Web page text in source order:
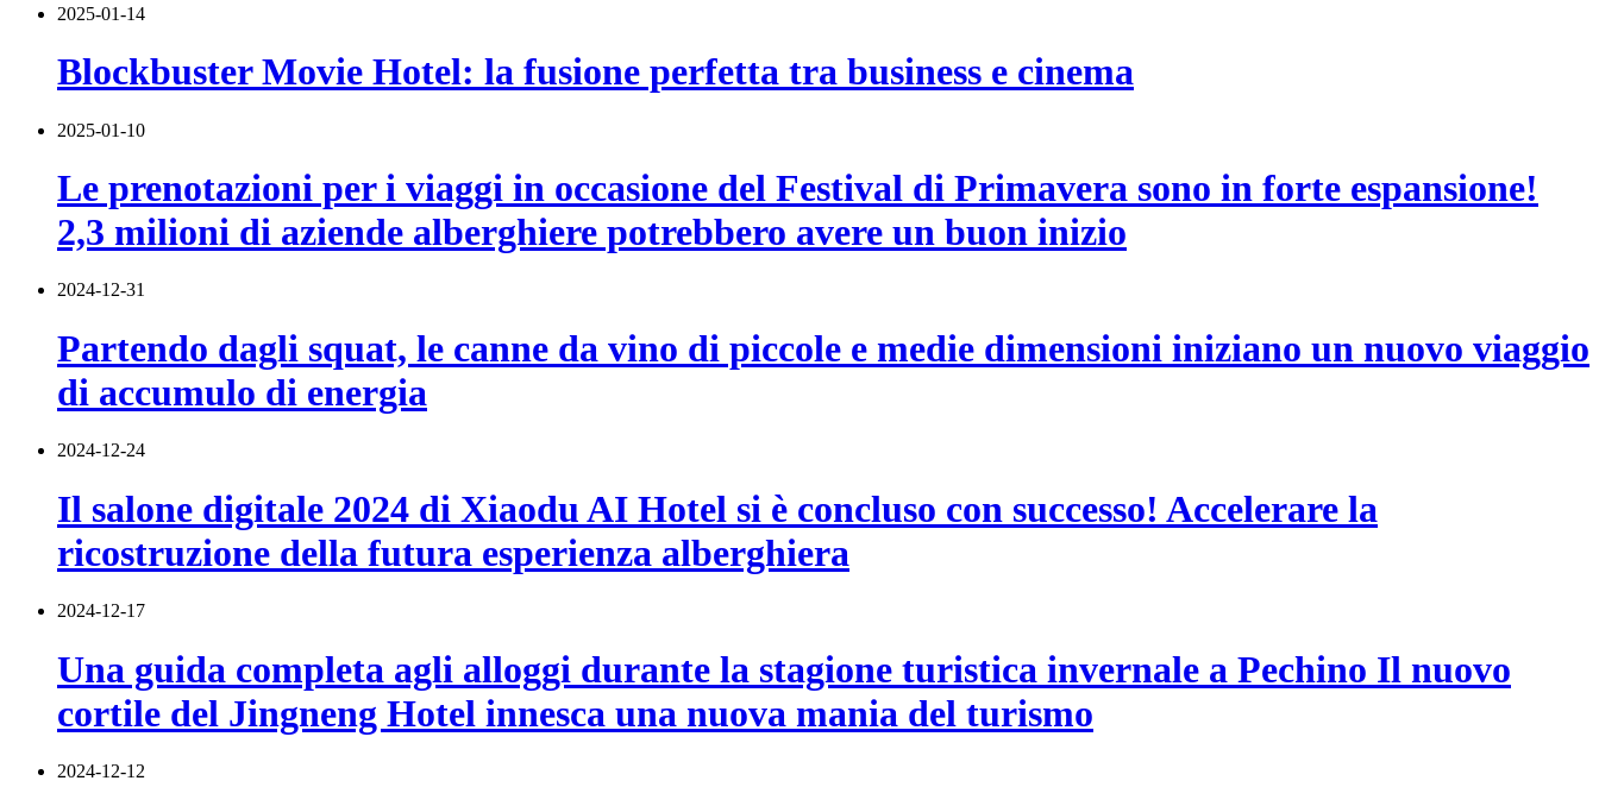
2025-01-14
Blockbuster Movie Hotel: la fusione perfetta tra business e cinema
2025-01-10
Le prenotazioni per i viaggi in occasione del Festival di Primavera sono in forte espansione!
2,3 milioni di aziende alberghiere potrebbero avere un buon inizio
2024-12-31
Partendo dagli squat, le canne da vino di piccole e medie dimensioni iniziano un nuovo viaggio
di accumulo di energia
2024-12-24
Il salone digitale 2024 di Xiaodu AI Hotel si è concluso con successo! Accelerare la
ricostruzione della futura esperienza alberghiera
2024-12-17
Una guida completa agli alloggi durante la stagione turistica invernale a Pechino Il nuovo
cortile del Jingneng Hotel innesca una nuova mania del turismo
2024-12-12